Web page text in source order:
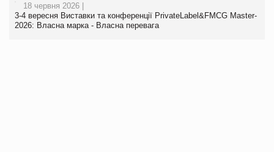
18 червня 2026 |
3-4 вересня Виставки та конференції PrivateLabel&FMCG Master-
2026: Власна марка - Власна перевага